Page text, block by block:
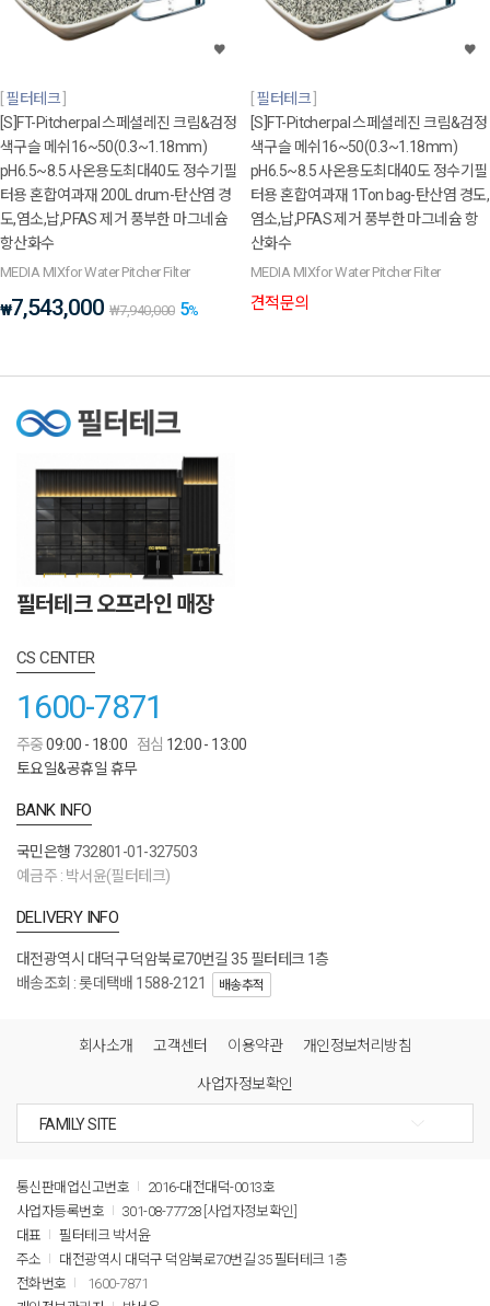
필터테크
[S]FT-Pitcherpal 스페셜레진 크림&검정
색구슬 메쉬16~50(0.3~1.18mm)
pH6.5~8.5 사온용도최대40도 정수기필
터용 혼합여과재 200L drum-탄산염 경
도,염소,납,PFAS 제거 풍부한 마그네슘
항산화수
MEDIA MIXfor Water Pitcher Filter
₩7,543,000 ₩7,940,000 5%
필터테크
[S]FT-Pitcherpal 스페셜레진 크림&검정
색구슬 메쉬16~50(0.3~1.18mm)
pH6.5~8.5 사온용도최대40도 정수기필
터용 혼합여과재 1Ton bag-탄산염 경도,
염소,납,PFAS 제거 풍부한 마그네슘 항
산화수
MEDIA MIXfor Water Pitcher Filter
견적문의
필터테크 오프라인 매장
CS CENTER
1600-7871
주중09:00 - 18:00 점심 12:00 - 13:00
토요일&공휴일 휴무
BANK INFO
국민은행 732801-01-327503
예금주 : 박서윤(필터테크)
DELIVERY INFO
대전광역시 대덕구 덕암북로70번길 35 필터테크 1층
배송조회 : 롯데택배 1588-2121
배송추적
회사소개 고객센터 이용약관 개인정보처리방침
사업자정보확인
통신판매업신고번호
2016-대전대덕-0013호
사업자등록번호
301-08-77728 [사업자정보확인]
대표
필터테크 박서윤
주소
대전광역시 대덕구 덕암북로70번길 35 필터테크 1층
전화번호
1600-7871